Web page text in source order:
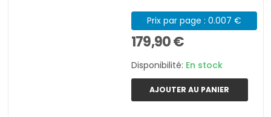
Prix par page : 0.007 €
179,90 €
Disponibilité: En stock
AJOUTER AU PANIER